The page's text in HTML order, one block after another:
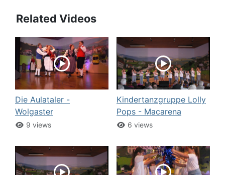
Related Videos
Die Aulataler -
Wolgaster
9 views
Kindertanzgruppe Lolly
Pops - Macarena
6 views